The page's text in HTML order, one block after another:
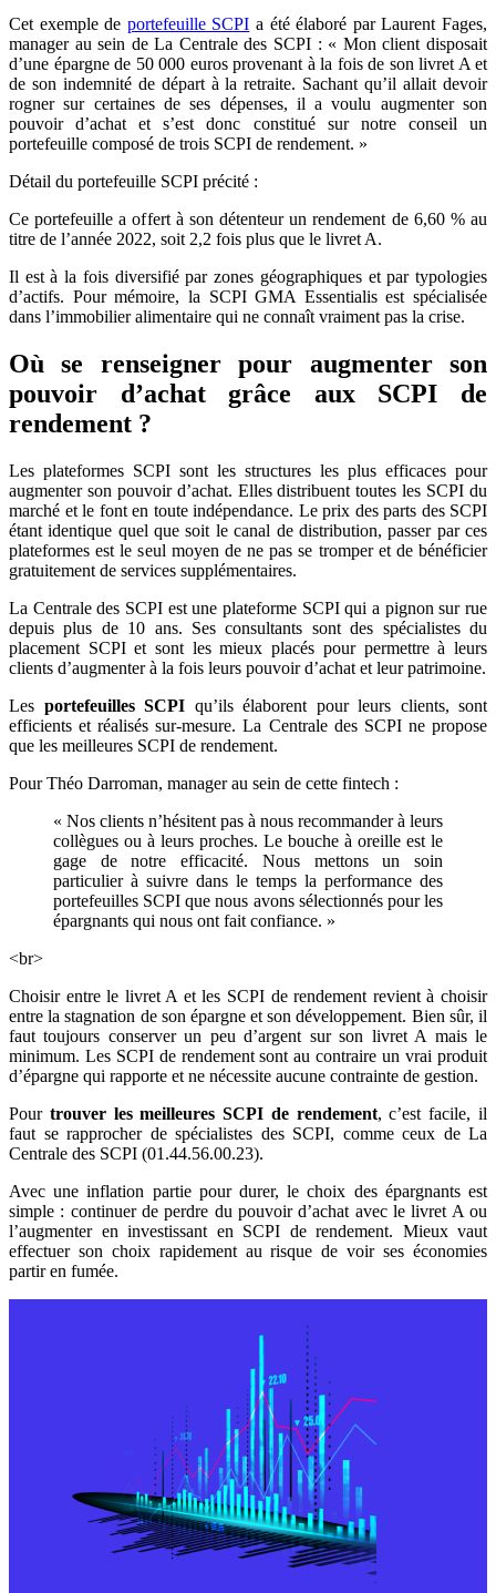
Cet exemple de portefeuille SCPI a été élaboré par Laurent Fages,
manager au sein de La Centrale des SCPI : « Mon client disposait
d’une épargne de 50 000 euros provenant à la fois de son livret A et
de son indemnité de départ à la retraite. Sachant qu’il allait devoir
rogner sur certaines de ses dépenses, il a voulu augmenter son
pouvoir d’achat et s’est donc constitué sur notre conseil un
portefeuille composé de trois SCPI de rendement. »
Détail du portefeuille SCPI précité :
Ce portefeuille a offert à son détenteur un rendement de 6,60 % au
titre de l’année 2022, soit 2,2 fois plus que le livret A.
Il est à la fois diversifié par zones géographiques et par typologies
d’actifs. Pour mémoire, la SCPI GMA Essentialis est spécialisée
dans l’immobilier alimentaire qui ne connaît vraiment pas la crise.
Où se renseigner pour augmenter son
pouvoir d’achat grâce aux SCPI de
rendement ?
Les plateformes SCPI sont les structures les plus efficaces pour
augmenter son pouvoir d’achat. Elles distribuent toutes les SCPI du
marché et le font en toute indépendance. Le prix des parts des SCPI
étant identique quel que soit le canal de distribution, passer par ces
plateformes est le seul moyen de ne pas se tromper et de bénéficier
gratuitement de services supplémentaires.
La Centrale des SCPI est une plateforme SCPI qui a pignon sur rue
depuis plus de 10 ans. Ses consultants sont des spécialistes du
placement SCPI et sont les mieux placés pour permettre à leurs
clients d’augmenter à la fois leurs pouvoir d’achat et leur patrimoine.
Les portefeuilles SCPI qu’ils élaborent pour leurs clients, sont
efficients et réalisés sur-mesure. La Centrale des SCPI ne propose
que les meilleures SCPI de rendement.
Pour Théo Darroman, manager au sein de cette fintech :
« Nos clients n’hésitent pas à nous recommander à leurs
collègues ou à leurs proches. Le bouche à oreille est le
gage de notre efficacité. Nous mettons un soin
particulier à suivre dans le temps la performance des
portefeuilles SCPI que nous avons sélectionnés pour les
épargnants qui nous ont fait confiance. »
<br>
Choisir entre le livret A et les SCPI de rendement revient à choisir
entre la stagnation de son épargne et son développement. Bien sûr, il
faut toujours conserver un peu d’argent sur son livret A mais le
minimum. Les SCPI de rendement sont au contraire un vrai produit
d’épargne qui rapporte et ne nécessite aucune contrainte de gestion.
Pour trouver les meilleures SCPI de rendement, c’est facile, il
faut se rapprocher de spécialistes des SCPI, comme ceux de La
Centrale des SCPI (01.44.56.00.23).
Avec une inflation partie pour durer, le choix des épargnants est
simple : continuer de perdre du pouvoir d’achat avec le livret A ou
l’augmenter en investissant en SCPI de rendement. Mieux vaut
effectuer son choix rapidement au risque de voir ses économies
partir en fumée.